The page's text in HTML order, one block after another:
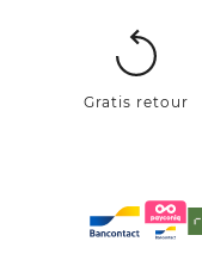
Gratis retour